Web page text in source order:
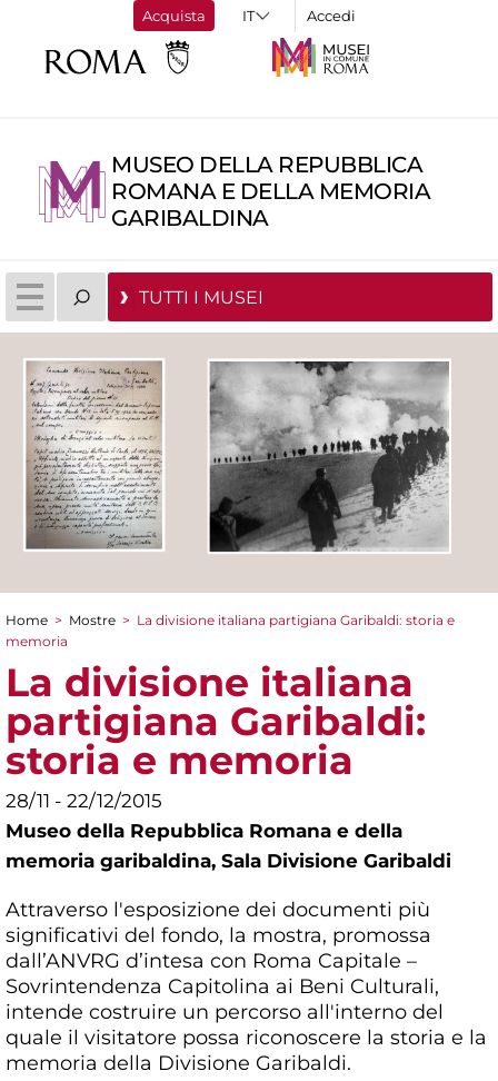
Acquista Accedi
MUSEO DELLA REPUBBLICA
ROMANA E DELLA MEMORIA
GARIBALDINA
TUTTI I MUSEI
Tu sei qui
Home > Mostre > La divisione italiana partigiana Garibaldi: storia e
memoria
La divisione italiana
partigiana Garibaldi:
storia e memoria
28/11 - 22/12/2015
Museo della Repubblica Romana e della
memoria garibaldina, Sala Divisione Garibaldi
Attraverso l'esposizione dei documenti più
significativi del fondo, la mostra, promossa
dall’ANVRG d’intesa con Roma Capitale –
Sovrintendenza Capitolina ai Beni Culturali,
intende costruire un percorso all'interno del
quale il visitatore possa riconoscere la storia e la
memoria della Divisione Garibaldi.